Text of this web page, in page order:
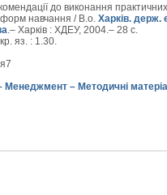
до виконання
форм навчання / В.о. Харків. держ.
.– Харків : ХДЕУ, 2004.– 28 с.
яз. : 1.30.
Менеджмент – Методичні